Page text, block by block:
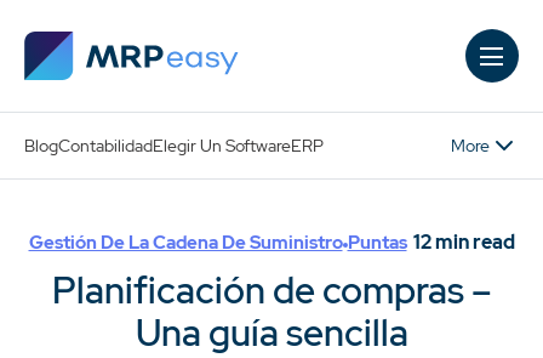
BlogContabilidadElegir Un SoftwareERP More
Gestión De La Cadena De Suministro Puntas 12min read
Planificación de compras –
Una guía sencilla